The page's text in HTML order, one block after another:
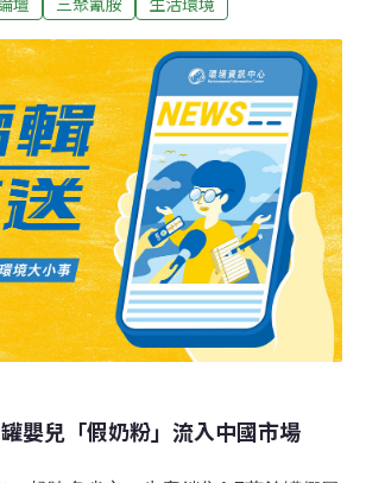
消費者開始認識三聚氰胺這一合成有機
被業者不當添加於食品，造成寵物及幼
死亡的案例。不過，被添加於食品中的
美耐皿樹脂餐具的主原料——三聚氰胺
一種化學品，不應混為一談。美耐皿樹
「三聚氰胺-甲醛樹脂」與「木漿」為
他物質混合反應而成，是類似紙黏土的
美耐皿餐具成型粉[註]是三聚氰胺單體經
，此原料需再經高溫高壓穩定分子結構
一般使用的美耐皿樹
嬰兒「假奶粉」流入中國市場